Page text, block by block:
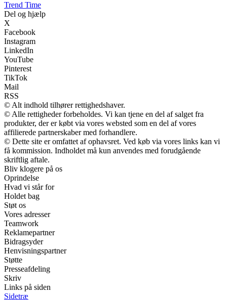
Trend Time
Del og hjælp
X
Facebook
Instagram
LinkedIn
YouTube
Pinterest
TikTok
Mail
RSS
© Alt indhold tilhører rettighedshaver.
© Alle rettigheder forbeholdes. Vi kan tjene en del af salget fra
produkter, der er købt via vores websted som en del af vores
affilierede partnerskaber med forhandlere.
© Dette site er omfattet af ophavsret. Ved køb via vores links kan vi
få kommission. Indholdet må kun anvendes med forudgående
skriftlig aftale.
Bliv klogere på os
Oprindelse
Hvad vi står for
Holdet bag
Støt os
Vores adresser
Teamwork
Reklamepartner
Bidragsyder
Henvisningspartner
Støtte
Presseafdeling
Skriv
Links på siden
Sidetræ